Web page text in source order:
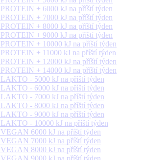
+ 6000 kJ na příští týden
+ 7000 kJ na příští týden
+ 8000 kJ na příští týden
+ 9000 kJ na příští týden
+ 10000 kJ na příští týden
+ 11000 kJ na příští týden
+ 12000 kJ na příští týden
+ 14000 kJ na příští týden
- 5000 kJ na příští týden
- 6000 kJ na příští týden
- 7000 kJ na příští týden
- 8000 kJ na příští týden
- 9000 kJ na příští týden
- 10000 kJ na příští týden
6000 kJ na příští týden
7000 kJ na příští týden
8000 kJ na příští týden
9000 kJ na příští týden